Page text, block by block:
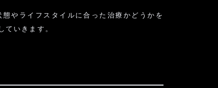
やライフスタイルに合った治療かどうかを
ていきます。